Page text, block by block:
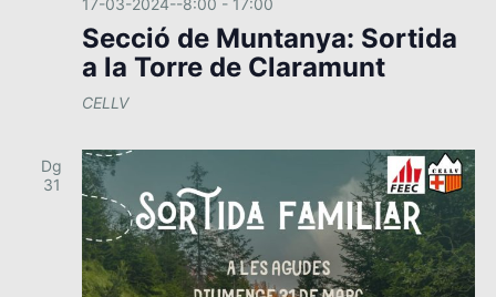
Secció de Muntanya: Sortida
a la Torre de Claramunt
CELLV
Dg
31